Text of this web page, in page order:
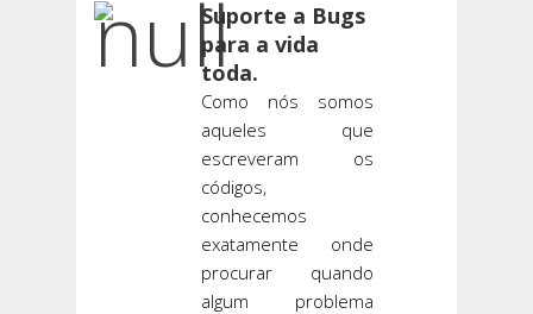
Suporte a Bugs
para a vida
toda.
Como nós somos
aqueles que
escreveram os
códigos,
conhecemos
exatamente onde
procurar quando
algum problema